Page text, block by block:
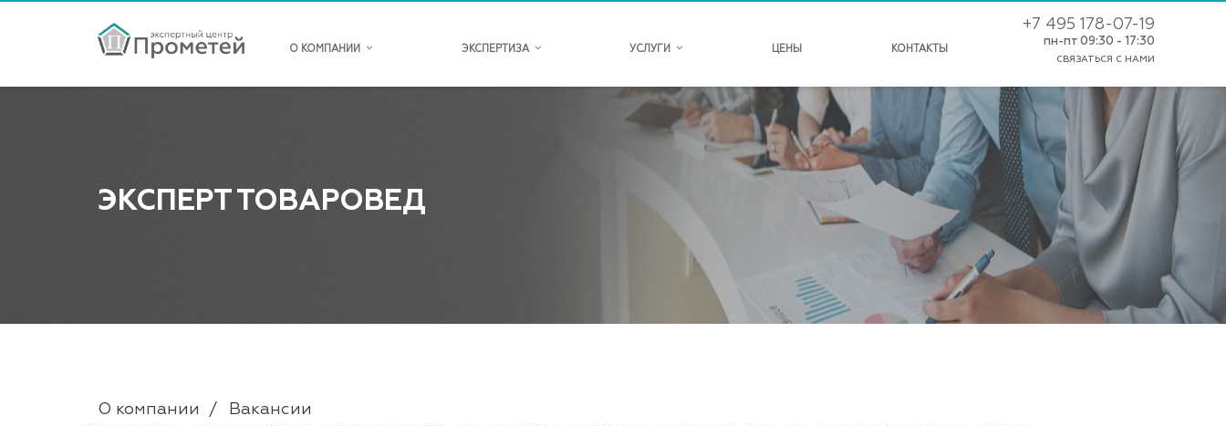
О КОМПАНИИ ЭКСПЕРТИЗА УСЛУГИ ЦЕНЫ КОНТАКТЫ
+7 495 178-07-19
пн-пт 09:30 - 17:30
СВЯЗАТЬСЯ С НАМИ
ЭКСПЕРТ ТОВАРОВЕД
О компании Вакансии